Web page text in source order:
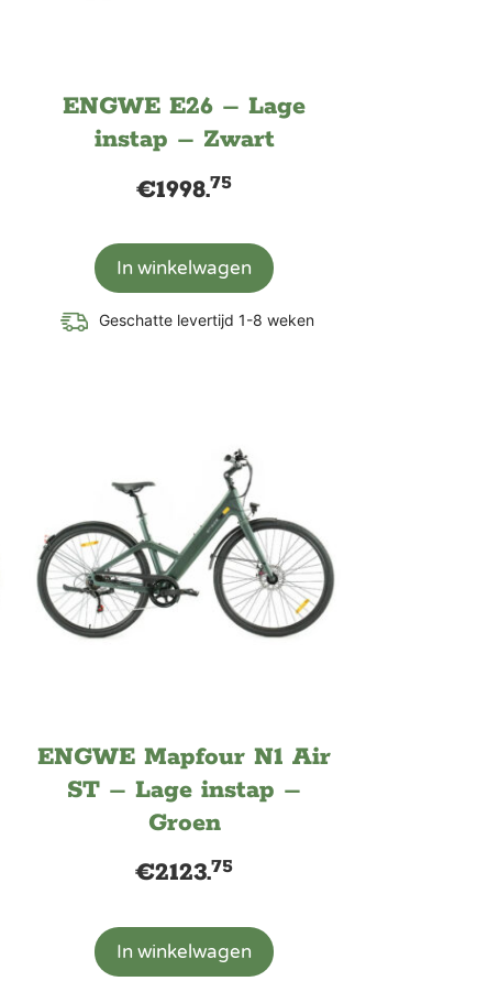
ENGWE E26 – Lage
instap – Zwart
€1998.75
In winkelwagen
Geschatte levertijd 1-8 weken
ENGWE Mapfour N1 Air
ST – Lage instap –
Groen
€2123.75
In winkelwagen